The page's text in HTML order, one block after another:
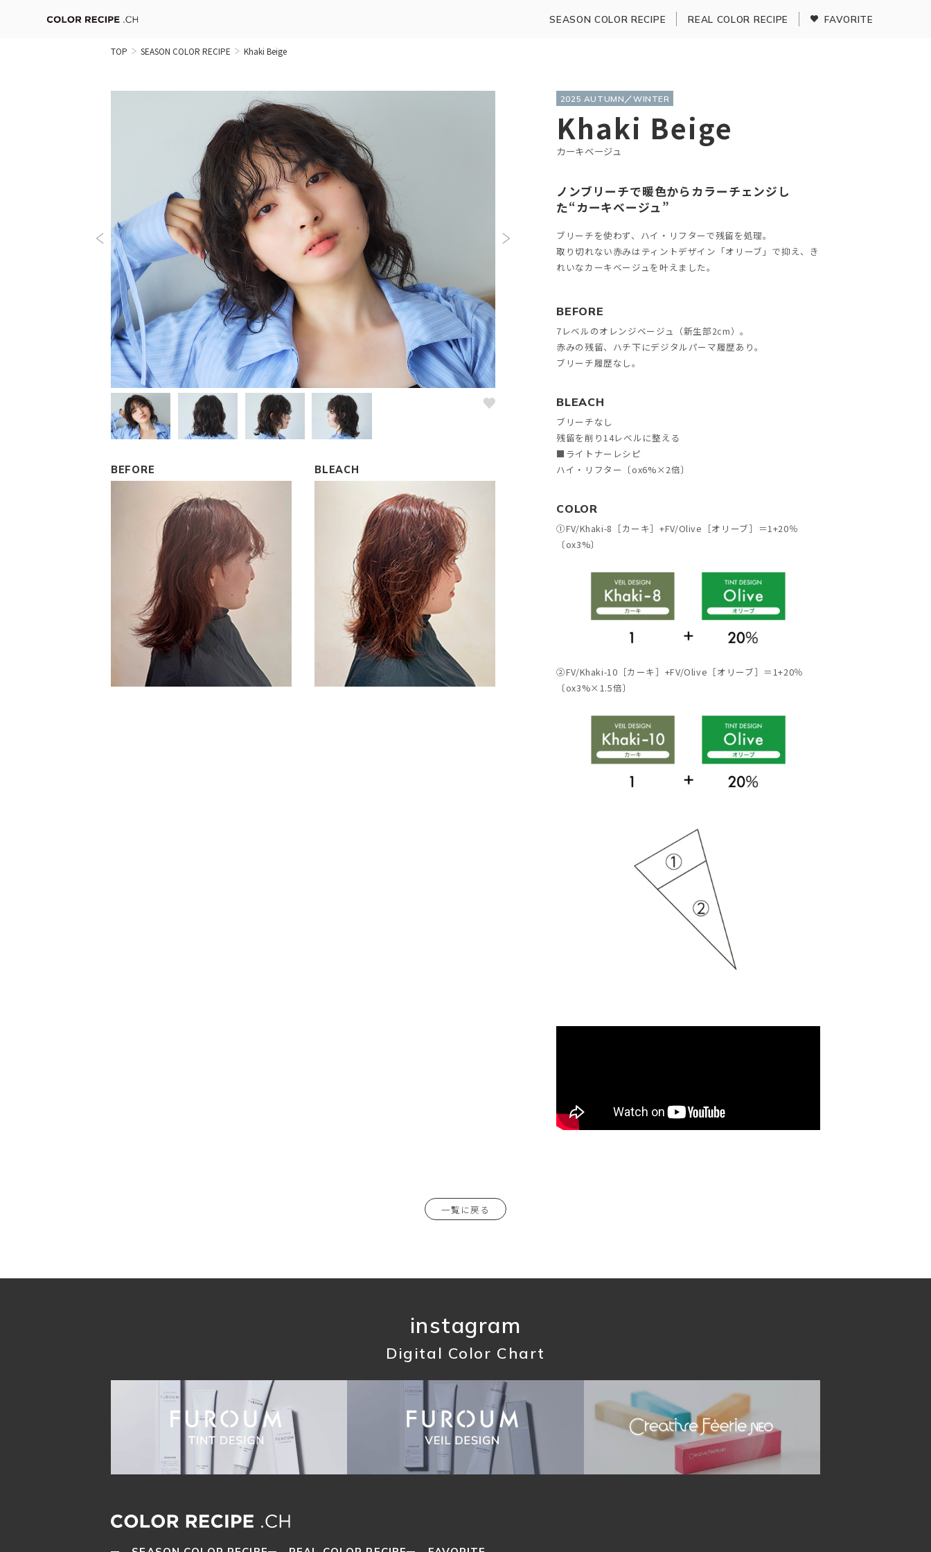
SEASON COLOR RECIPE REAL COLOR RECIPE FAVORITE
TOP SEASON COLOR RECIPE Khaki Beige
BEFORE BLEACH
2025 AUTUMN／WINTER
Khaki Beige
カーキベージュ
ノンブリーチで暖色からカラーチェンジし
た“カーキベージュ”
ブリーチを使わず、ハイ・リフターで残留を処理。
取り切れない赤みはティントデザイン「オリーブ」で抑え、き
れいなカーキベージュを叶えました。
BEFORE
7レベルのオレンジベージュ（新生部2cm）。
赤みの残留、ハチ下にデジタルパーマ履歴あり。
ブリーチ履歴なし。
BLEACH
ブリーチなし
残留を削り14レベルに整える
■ライトナーレシピ
ハイ・リフター〔ox6%×2倍〕
COLOR
①FV/Khaki-8 ［カーキ］+FV/Olive ［オリーブ］＝1+20％
〔ox3%〕
②FV/Khaki-10 ［カーキ］+FV/Olive ［オリーブ］＝1+20％
〔ox3%×1.5倍〕
一覧に戻る
instagram
Digital Color Chart